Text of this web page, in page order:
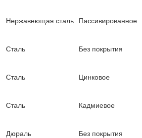
Нержавеющая сталь Пассивированное
Сталь Без покрытия
Сталь Цинковое
Сталь Кадмиевое
Дюраль Без покрытия